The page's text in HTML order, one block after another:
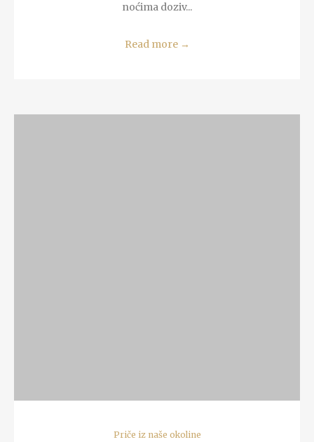
noćima doziv...
Read more →
Priče iz naše okoline